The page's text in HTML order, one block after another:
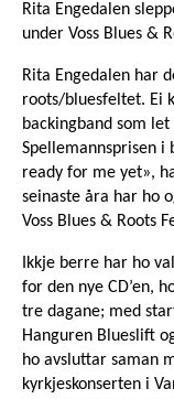
Rita Engedalen
under Voss Blues &
Rita Engedalen har
roots/bluesfeltet. Ei
backingband som
Spellemannsprisen i
ready for me yet»,
seinaste åra har ho
Voss Blues & Roots
Ikkje berre har ho
for den nye CD’en,
tre dagane; med
Hanguren Blueslift
ho avsluttar saman
kyrkjeskonserten i